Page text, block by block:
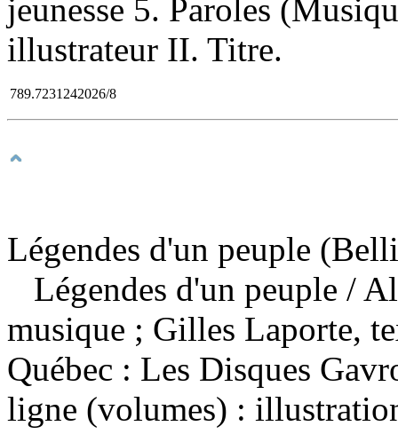
jeunesse 5. Paroles
illustrateur II. Titre.
789.7231242026/8
Légendes d'un peuple
Légendes d'un peuple /
musique ; Gilles Laporte,
Québec : Les Disques
ligne (volumes) :